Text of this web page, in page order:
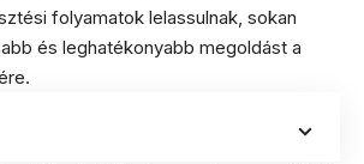
folyamatok lelassulnak, sokan
és leghatékonyabb megoldást a